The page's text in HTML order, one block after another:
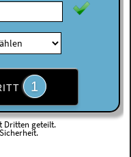
1
Dritten geteilt.